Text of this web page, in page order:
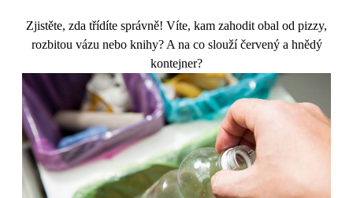
Zjistěte, zda třídíte správně! Víte, kam zahodit obal od pizzy,
rozbitou vázu nebo knihy? A na co slouží červený a hnědý
kontejner?